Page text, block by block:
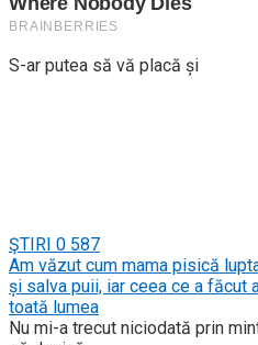
S-ar putea să vă placă și
ŞTIRI 0 587
Am văzut cum mama pisică
și salva puii, iar ceea ce a făcut
toată lumea
Nu mi-a trecut niciodată prin